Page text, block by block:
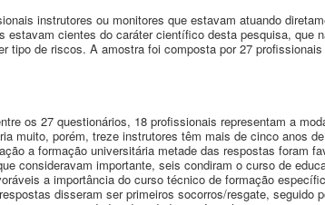
instrutores ou monitores que estavam atuando
estavam cientes do caráter científico desta pesquisa, que
tipo de riscos. A amostra foi composta por 27
os 27 questionários, 18 profissionais representam a
muito, porém, treze instrutores têm mais de cinco anos
a formação universitária metade das respostas foram
consideravam importante, seis condiram o curso de
a importância do curso técnico de formação
disseram ser primeiros socorros/resgate, seguido